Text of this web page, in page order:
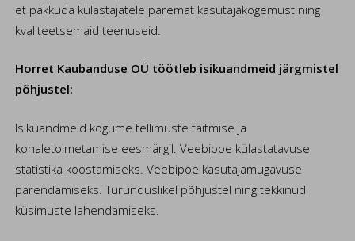
et pakkuda külastajatele paremat kasutajakogemust ning
kvaliteetsemaid teenuseid.
Horret Kaubanduse OÜ töötleb isikuandmeid järgmistel
põhjustel:
Isikuandmeid kogume tellimuste täitmise ja
kohaletoimetamise eesmärgil. Veebipoe külastatavuse
statistika koostamiseks. Veebipoe kasutajamugavuse
parendamiseks. Turunduslikel põhjustel ning tekkinud
küsimuste lahendamiseks.